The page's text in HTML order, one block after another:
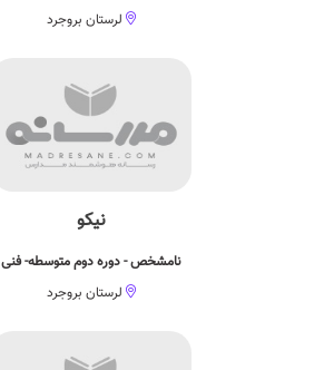
لرستان بروجرد
نیکو
نامشخص - دوره دوم متوسطه- فنی
لرستان بروجرد